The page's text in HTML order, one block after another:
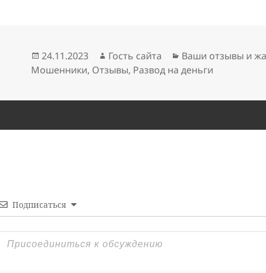
Опубликовано
24.11.2023 Автор
Гость сайта Рубрики
Ваши отзывы и
Мошенники, Отзывы, Развод на деньги
Подписаться